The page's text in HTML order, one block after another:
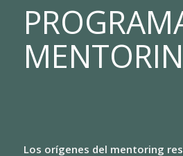
Los orígenes del mentoring